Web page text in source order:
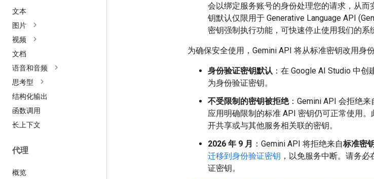
文本
图片
视频
文档
语音和音频
思考型
结构化输出
函数调用
长上下文
代理
概览
会以绑定服务账号的身份处理您的请求，从
钥默认仅限用于 Generative Language API
密钥强制执行功能，可快速停止使用我们的系
为确保安全使用，Gemini API 将从标准密钥改用身
身份验证密钥默认 ：在 Google AI Studio 中
为身份验证密钥。
不受限制的密钥被拒绝：Gemini API 会拒绝来
应用明确限制的标准 API 密钥仍可正常使用
开共享或与其他服务相关联的密钥。
2026 年 9 月 ：Gemini API 将拒绝来自标准密
迁移到身份验证密钥 ，以免服务中断。请务
证密钥。